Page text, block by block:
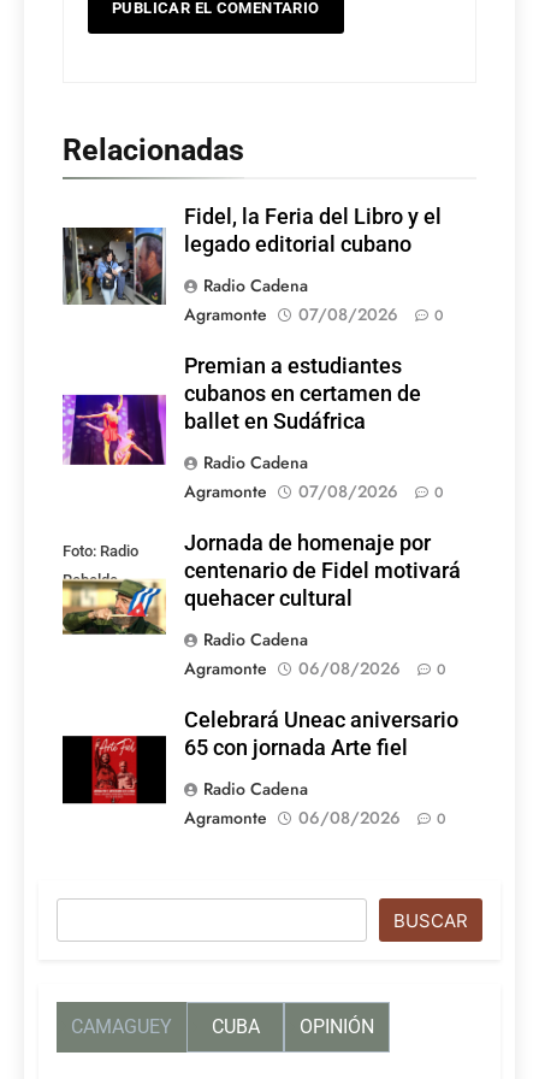
Relacionadas
Fidel, la Feria del Libro y el
legado editorial cubano
Radio Cadena
Agramonte
07/08/2026 0
Premian a estudiantes
cubanos en certamen de
ballet en Sudáfrica
Radio Cadena
Agramonte
07/08/2026 0
Foto: Radio
Rebelde
Jornada de homenaje por
centenario de Fidel motivará
quehacer cultural
Radio Cadena
Agramonte
06/08/2026 0
Celebrará Uneac aniversario
65 con jornada Arte fiel
Radio Cadena
Agramonte
06/08/2026 0
BUSCAR
CAMAGUEY CUBA OPINIÓN